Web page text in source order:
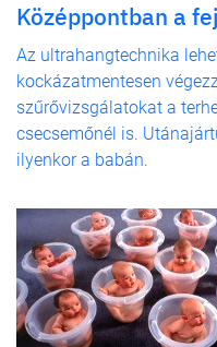
Középpontban a
Az ultrahangtechnika
kockázatmentesen
szűrővizsgálatokat a
csecsemőnél is.
ilyenkor a babán.